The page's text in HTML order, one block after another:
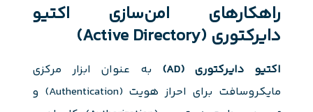
راهکارهای امن‌سازی اکتیو
دایرکتوری (Active Directory)
اکتیو دایرکتوری (AD)
به عنوان ابزار مرکزی
مایکروسافت برای احراز هویت (Authentication) و